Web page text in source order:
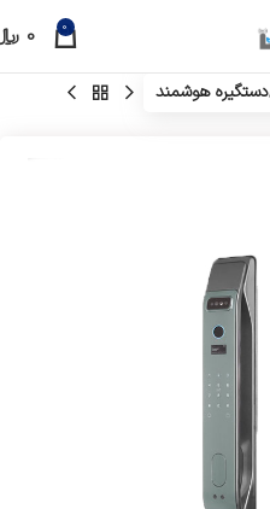
0
0
دستگیره هوشمند